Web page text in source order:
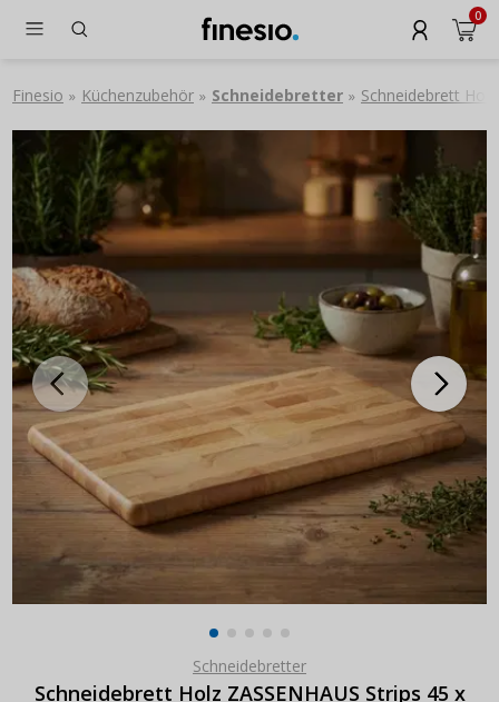
0
Finesio » Küchenzubehör » Schneidebretter » Schneidebrett
Schneidebretter
Schneidebrett Holz ZASSENHAUS Strips 45 x